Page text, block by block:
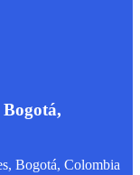
Bogotá, Colombia